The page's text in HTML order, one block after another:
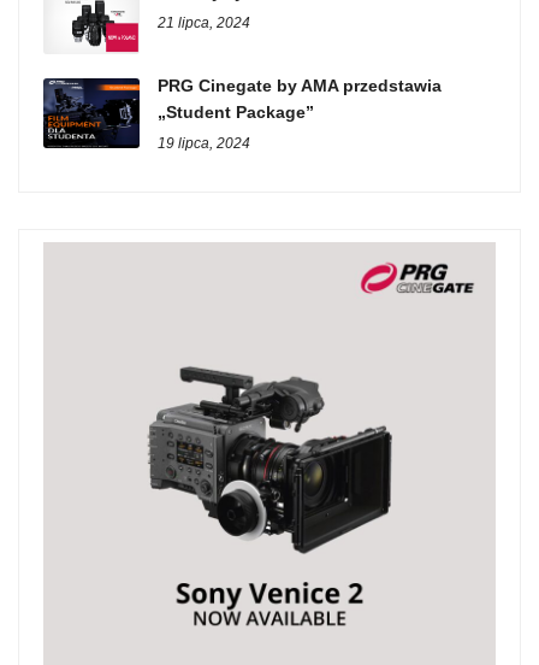
21 lipca, 2024
PRG Cinegate by AMA przedstawia
„Student Package”
19 lipca, 2024